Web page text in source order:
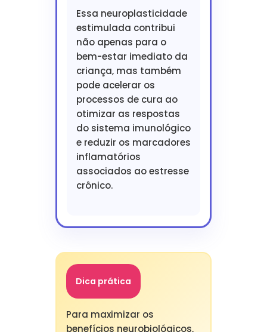
Essa neuroplasticidade
estimulada contribui
não apenas para o
bem-estar imediato da
criança, mas também
pode acelerar os
processos de cura ao
otimizar as respostas
do sistema imunológico
e reduzir os marcadores
inflamatórios
associados ao estresse
crônico.
Dica prática
Para maximizar os
benefícios neurobiológicos,